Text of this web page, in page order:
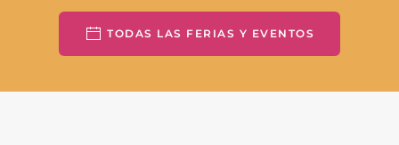
TODAS LAS FERIAS Y EVENTOS